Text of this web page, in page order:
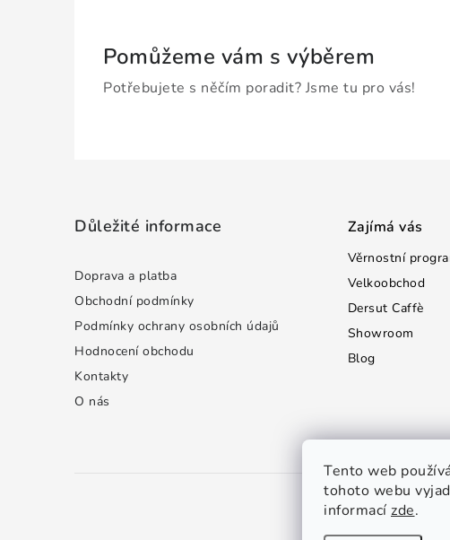
Tento web
tohoto webu
informací zde.
Pomůžeme vám s výběrem
Potřebujete s něčím poradit? Jsme tu pro vás!
Důležité informace
Doprava a platba
Obchodní podmínky
Podmínky ochrany osobních údajů
Hodnocení obchodu
Kontakty
O nás
Zajímá vás
Věrnostní
Velkoobchod
Dersut Caffè
Showroom
Blog
Copyright